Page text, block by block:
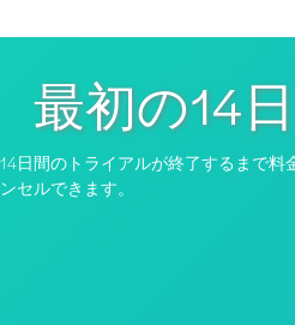
最初の14
14日間のトライアルが終了するまで料
ンセルできます。